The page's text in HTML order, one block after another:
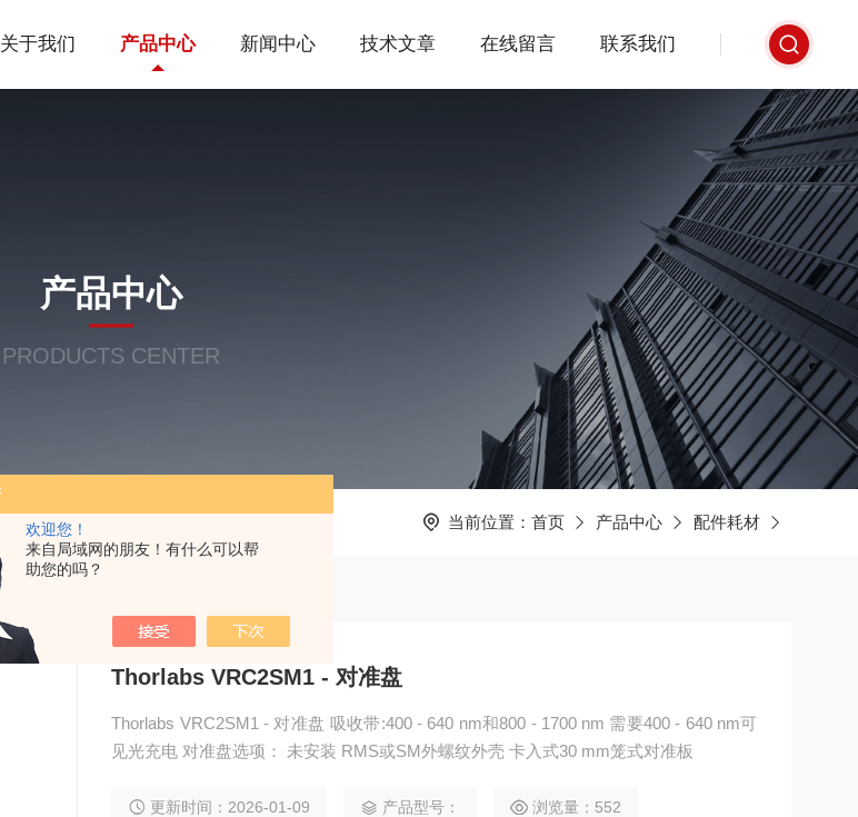
欢迎您！
来自局域网的朋友！有什么可以帮
助您的吗？
关于我们 产品中心 新闻中心 技术文章 在线留言 联系我们
产品中心
PRODUCTS CENTER
当前位置： 首页 产品中心 配件耗材
Thorlabs VRC2SM1 - 对准盘
Thorlabs VRC2SM1 - 对准盘 吸收带:400 - 640 nm和800 - 1700 nm 需要400 - 640 nm可
见光充电 对准盘选项： 未安装 RMS或SM外螺纹外壳 卡入式30 mm笼式对准板
更新时间：2026-01-09 产品型号： 浏览量：552